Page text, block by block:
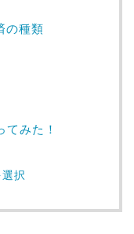
の種類
みた！
択